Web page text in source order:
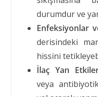
durumdur ve
Enfeksiyonlar
derisindeki
hissini
İlaç Yan
veya